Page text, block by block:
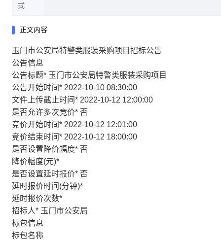
式
正文内容
玉门市公安局特警类服装采购项目招标公告
公告信息
公告标题* 玉门市公安局特警类服装采购项目
公告开始时间* 2022-10-10 08:30:00
文件上传截止时间* 2022-10-12 12:00:00
是否允许多次竞价* 否
竞价开始时间* 2022-10-12 12:01:00
竞价结束时间* 2022-10-12 18:00:00
是否设置降价幅度* 否
降价幅度(元)*
是否设置延时报价* 否
延时报价时间(分钟)*
延时报价次数*
招标人* 玉门市公安局
标包信息
标包名称